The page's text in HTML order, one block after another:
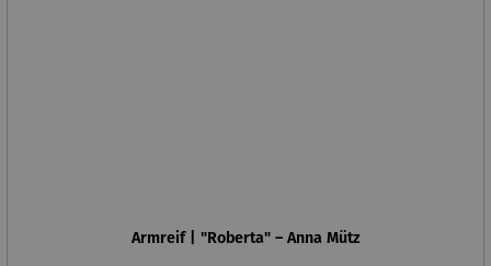
Armreif | "Roberta" – Anna Mütz